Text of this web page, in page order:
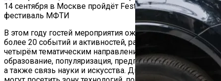
В этом году гостей мероприятия ожидает программа из
более 20 событий и активностей, разделённых по
четырём тематическим направлениям: наука и
образование, популяризация, предпринимательство и IT,
а также связь науки и искусства. Днём все желающие